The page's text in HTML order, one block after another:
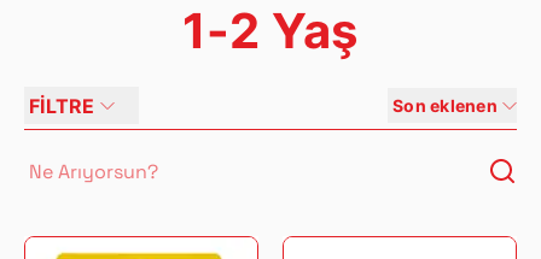
1-2 Yaş
FİLTRE Son eklenen